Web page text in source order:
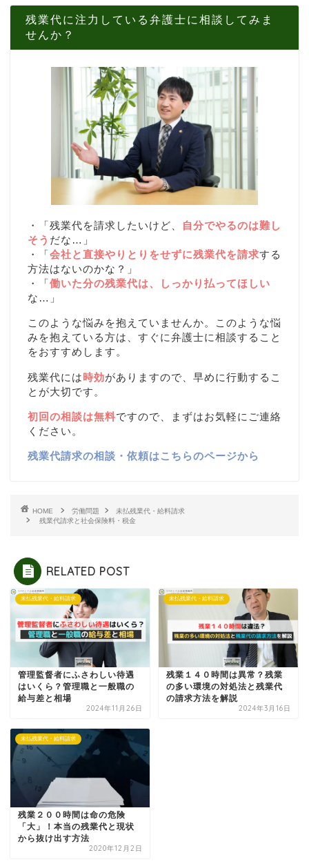
残業代に注力している弁護士に相談してみま
せんか？
・「残業代を請求したいけど、
自分でやるのは難し
そう だな…」
・「会社と直接やりとりをせずに残業代を請求する
方法はないのかな？」
・「働いた分の残業代は、しっかり払ってほしい
な…」
このような悩みを抱えていませんか。このような悩
みを抱えている方は、すぐに弁護士に相談すること
をおすすめします。
残業代には時効がありますので、早めに行動するこ
とが大切です。
初回の相談は無料ですので、まずはお気軽にご連絡
ください。
残業代請求の相談・依頼はこちらのページから
HOME 労働問題
未払残業代・給料請求
残業代請求と社会保険料・税金
RELATED POST
未払残業代・給料請求
管理監督者にふさわしい待遇
はいくら？管理職と一般職の
給与差と相場
2024年11月26日
未払残業代・給料請求
残業１４０時間は異常？残業
の多い環境の対処法と残業代
の請求方法を解説
2024年3月16日
未払残業代・給料請求
残業２００時間は命の危険
「大」！本当の残業代と現状
から抜け出す方法
2020年12月2日